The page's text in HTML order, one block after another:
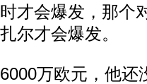
才会爆发，那个
尔才会爆发。
万欧元，他还